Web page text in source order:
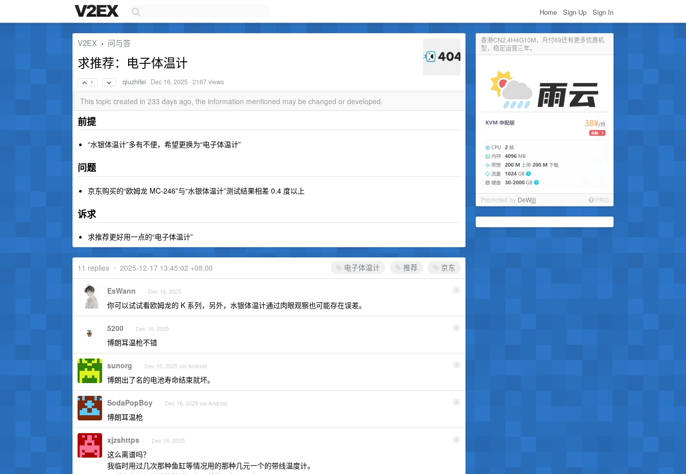
Home Sign Up Sign In
香港CN2,4H4G10M，月付69还有更多优惠机
型，稳定运营三年。
Promoted by DeWjjj PRO
V2EX › 问与答
求推荐：电子体温计
1 qiuzhifei · Dec 16, 2025 · 2167 views
This topic created in 233 days ago, the information mentioned may be changed or developed.
前提
“水银体温计”多有不便，希望更换为“电子体温计”
问题
京东购买的“欧姆龙 MC-246”与“水银体温计”测试结果相差 0.4 度以上
诉求
求推荐更好用一点的“电子体温计”
电子体温计 推荐 京东
11 replies • 2025-12-17 13:45:02 +08:00
1
EsWann Dec 16, 2025
你可以试试看欧姆龙的 K 系列，另外，水银体温计通过肉眼观察也可能存在误差。
2
5200 Dec 16, 2025
博朗耳温枪不错
3
sunorg Dec 16, 2025 via Android
博朗出了名的电池寿命结束就坏。
4
SodaPopBoy Dec 16, 2025 via Android
博朗耳温枪
5
xjzshttps Dec 16, 2025
这么离谱吗？
我临时用过几次那种鱼缸等情况用的那种几元一个的带线温度计。